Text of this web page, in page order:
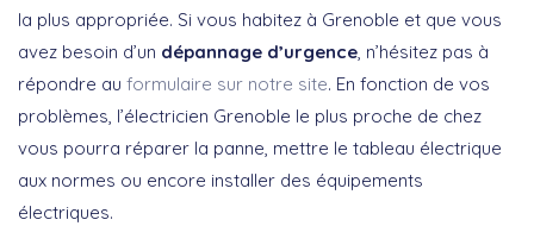
la plus appropriée. Si vous habitez à Grenoble et que vous
avez besoin d’un dépannage d’urgence , n’hésitez pas à
répondre au formulaire sur notre site. En fonction de vos
problèmes, l’électricien Grenoble le plus proche de chez
vous pourra réparer la panne, mettre le tableau électrique
aux normes ou encore installer des équipements
électriques.